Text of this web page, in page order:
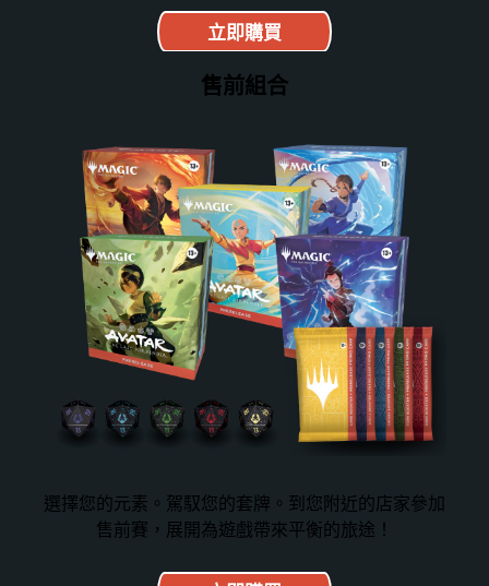
立即購買
售前組合
選擇您的元素。駕馭您的套牌。到您附近的店家參加
售前賽，展開為遊戲帶來平衡的旅途！